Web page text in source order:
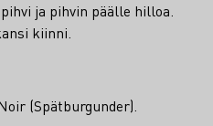
ja pihvin päälle hilloa.
kiinni.
(Spätburgunder).